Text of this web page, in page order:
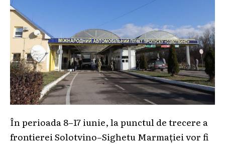
În perioada 8–17 iunie, la punctul de trecere a
frontierei Solotvino–Sighetu Marmației vor fi